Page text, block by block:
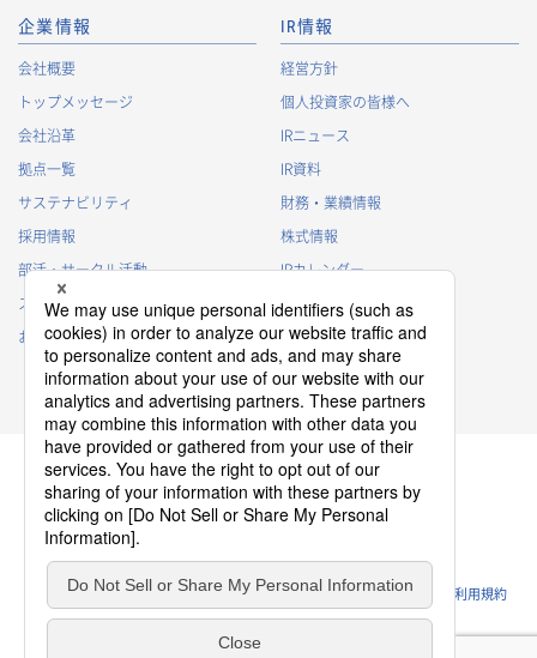
企業情報
会社概要
トップメッセージ
会社沿革
拠点一覧
サステナビリティ
採用情報
部活・サークル活動
スポンサー活動
お問い合わせ
IR情報
経営方針
個人投資家の皆様へ
IRニュース
IR資料
財務・業績情報
株式情報
IRカレンダー
IRに関するよくあるご質問
IRポリシー
免責事項
プライバシーポリシー
クッキーポリシー
ソーシャルメディアポリシー
ウェブサイトのご利用条件 利用規約